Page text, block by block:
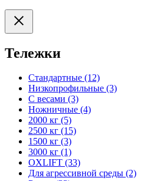
Тележки
Стандартные (12)
Низкопрофильные (3)
С весами (3)
Ножничные (4)
2000 кг (5)
2500 кг (15)
1500 кг (3)
3000 кг (1)
OXLIFT (33)
Для агрессивной среды (2)